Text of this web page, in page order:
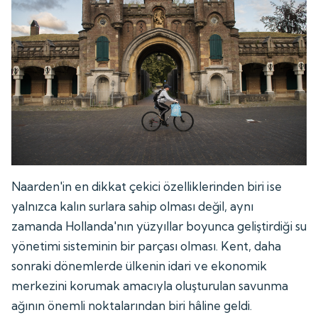
Naarden'in en dikkat çekici özelliklerinden biri ise
yalnızca kalın surlara sahip olması değil, aynı
zamanda Hollanda'nın yüzyıllar boyunca geliştirdiği su
yönetimi sisteminin bir parçası olması. Kent, daha
sonraki dönemlerde ülkenin idari ve ekonomik
merkezini korumak amacıyla oluşturulan savunma
ağının önemli noktalarından biri hâline geldi.